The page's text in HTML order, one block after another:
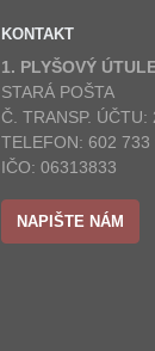
KONTAKT
1. PLYŠOVÝ
STARÁ POŠTA
Č. TRANSP.
TELEFON: 602 733
IČO: 06313833
NAPIŠTE NÁM